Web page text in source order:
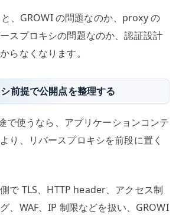
、GROWI の問題なのか、proxy の
スプロキシの問題なのか、認証設計
らなくなります。
前提で公開点を整理する
で使うなら、アプリケーションコンテ
り、リバースプロキシを前段に置く
で TLS、HTTP header、アクセス制
、WAF、IP 制限などを扱い、GROWI